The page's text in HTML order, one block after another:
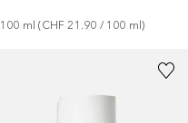
100 ml (CHF 21.90 / 100 ml)